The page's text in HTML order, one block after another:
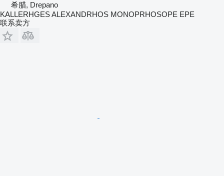
希腊, Drepano
KALLERHGES ALEXANDRHOS MONOPRHOSOPE EPE
联系卖方